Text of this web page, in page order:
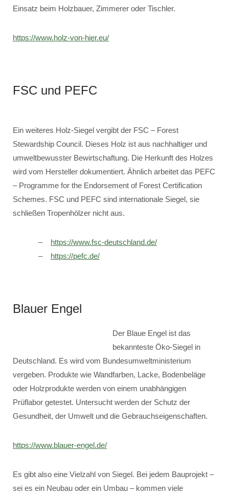
Einsatz beim Holzbauer, Zimmerer oder Tischler.
https://www.holz-von-hier.eu/
FSC und PEFC
Ein weiteres Holz-Siegel vergibt der FSC – Forest
Stewardship Council. Dieses Holz ist aus nachhaltiger und
umweltbewusster Bewirtschaftung. Die Herkunft des Holzes
wird vom Hersteller dokumentiert. Ähnlich arbeitet das PEFC
– Programme for the Endorsement of Forest Certification
Schemes. FSC und PEFC sind internationale Siegel, sie
schließen Tropenhölzer nicht aus.
https://www.fsc-deutschland.de/
https://pefc.de/
Blauer Engel
Der Blaue Engel ist das
bekannteste Öko-Siegel in
Deutschland. Es wird vom Bundesumweltministerium
vergeben. Produkte wie Wandfarben, Lacke, Bodenbeläge
oder Holzprodukte werden von einem unabhängigen
Prüflabor getestet. Untersucht werden der Schutz der
Gesundheit, der Umwelt und die Gebrauchseigenschaften.
https://www.blauer-engel.de/
Es gibt also eine Vielzahl von Siegel. Bei jedem Bauprojekt –
sei es ein Neubau oder ein Umbau – kommen viele